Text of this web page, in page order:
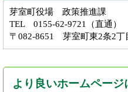
芽室町役場 政策推進課
TEL 0155-62-9721（直通）
〒082-8651 芽室町東2条2丁
より良いホームペー